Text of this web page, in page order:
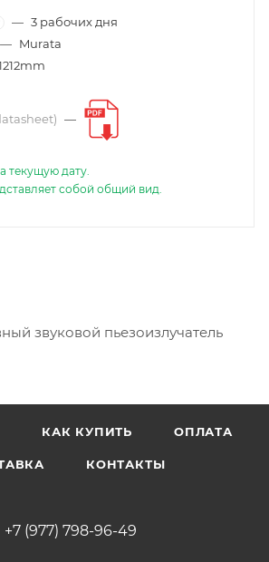
— 3 рабочих дня
— Murata
—
текущую дату.
собой общий вид.
звуковой пьезоизлучатель
КАК КУПИТЬ ОПЛАТА
КОНТАКТЫ
+7 (977) 798-96-49